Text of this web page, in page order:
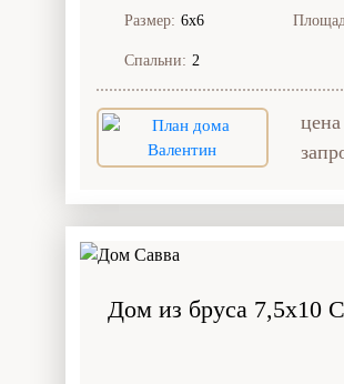
Размер: 6х6
Спальни: 2
Дом из бруса 7,5x10